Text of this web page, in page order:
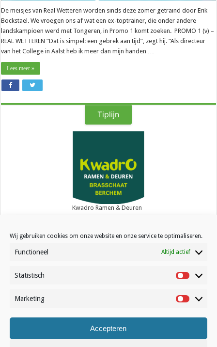
Wij gebruiken cookies om onze website en onze service te optimaliseren.
Functioneel Altijd actief
Statistisch Statistisch
Marketing
Accepteren
De meisjes van Real Wetteren worden sinds deze zomer getraind door Erik
Bockstael. We vroegen ons af wat een ex-toptrainer, die onder andere
landskampioen werd met Tongeren, in Promo 1 komt zoeken. PROMO 1 (v) –
REAL WETTEREN “Dat is simpel: een gebrek aan tijd”, zegt hij. “Als directeur
van het College in Aalst heb ik meer dan mijn handen …
Lees meer »
Tiplijn
Kwadro Ramen & Deuren
Contact
© Volleynews.be2026